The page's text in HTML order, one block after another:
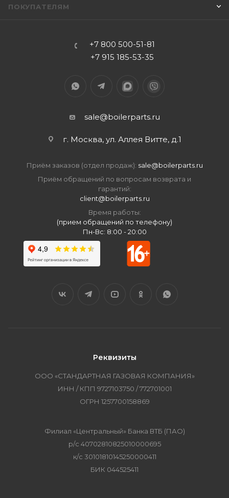
ПОКУПАТЕЛЯМ
+7 800 500-51-81
+7 915 185-53-35
sale@boilerparts.ru
г. Москва, ул. Аллея Витте, д.1
Приём заказов (отдел продаж): sale@boilerparts.ru
Приём обращений по вопросам возврата и
гарантий:
client@boilerparts.ru
Время работы:
(прием обращений по телефону)
Пн-Вс: 8:00 - 20:00
Реквизиты
ООО «СТАНДАРТНАЯ ГАЗОВАЯ КОМПАНИЯ»
ИНН / КПП 9727103750 / 772701001
ОГРН 1257700158869
Филиал «Центральный» Банка ВТБ (ПАО)
р/с 40702810825010000695
к/с 30101810145250000411
БИК 044525411